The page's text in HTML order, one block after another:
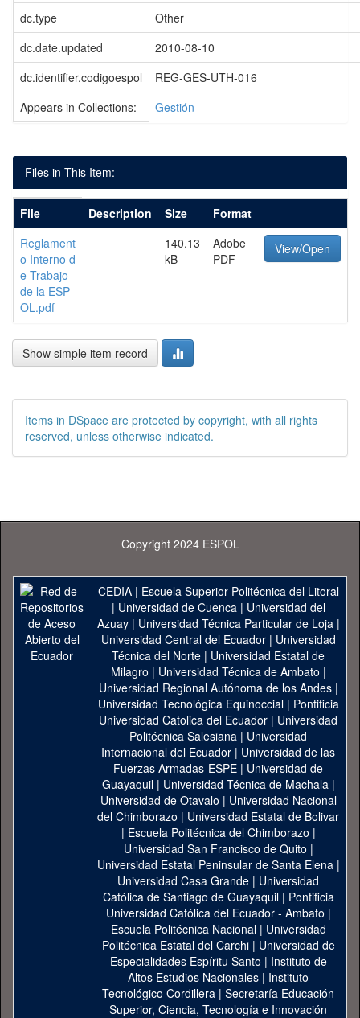
dc.type
Other
dc.date.updated
2010-08-10
dc.identifier.codigoespol
REG-GES-UTH-016
Appears in Collections:
Gestión
Files in This Item:
File Description Size
Format
Reglament
o Interno d
e Trabajo
de la ESP
OL.pdf
140.13
kB
Adobe
PDF
View/Open
Show simple item record
Items in DSpace are protected by copyright, with all rights
reserved, unless otherwise indicated.
Copyright 2024 ESPOL
CEDIA| Escuela Superior Politécnica del Litoral
| Universidad de Cuenca| Universidad del
Azuay| Universidad Técnica Particular de Loja|
Universidad Central del Ecuador| Universidad
Técnica del Norte | Universidad Estatal de
Milagro | Universidad Técnica de Ambato |
Universidad Regional Autónoma de los Andes|
Universidad Tecnológica Equinoccial| Pontificia
Universidad Catolica del Ecuador | Universidad
Politécnica Salesiana | Universidad
Internacional del Ecuador | Universidad de las
Fuerzas Armadas-ESPE | Universidad de
Guayaquil| Universidad Técnica de Machala|
Universidad de Otavalo | Universidad Nacional
del Chimborazo | Universidad Estatal de Bolivar
| Escuela Politécnica del Chimborazo |
Universidad San Francisco de Quito |
Universidad Estatal Peninsular de Santa Elena|
Universidad Casa Grande | Universidad
Católica de Santiago de Guayaquil| Pontificia
Universidad Católica del Ecuador - Ambato |
Escuela Politécnica Nacional| Universidad
Politécnica Estatal del Carchi| Universidad de
Especialidades Espíritu Santo | Instituto de
Altos Estudios Nacionales | Instituto
Tecnológico Cordillera | Secretaría Educación
Superior, Ciencia, Tecnología e Innovación